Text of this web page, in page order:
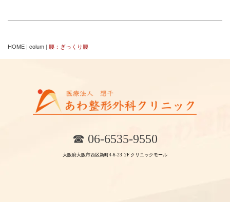
HOME | colum | 腰：ぎっくり腰
☎︎ 06-6535-9550
大阪府大阪市西区新町4-6-23 2F クリニックモール